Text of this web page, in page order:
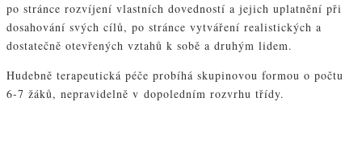
po stránce rozvíjení vlastních dovedností a jejich uplatnění při
dosahování svých cílů, po stránce vytváření realistických a
dostatečně otevřených vztahů k sobě a druhým lidem.
Hudebně terapeutická péče probíhá skupinovou formou o počtu
6-7 žáků, nepravidelně v dopoledním rozvrhu třídy.